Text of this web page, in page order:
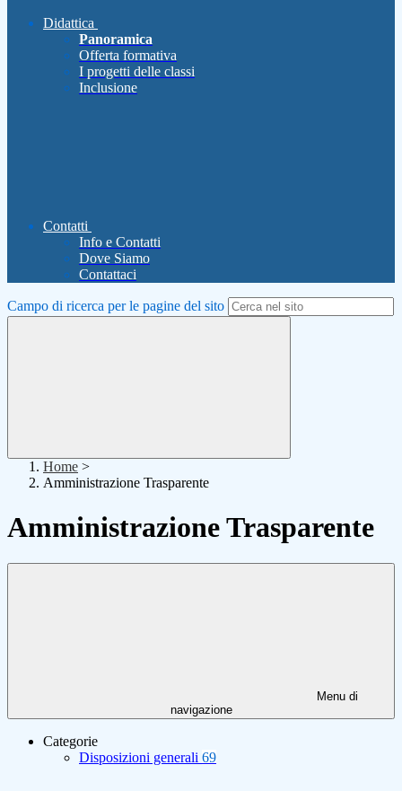
Didattica
Panoramica
Offerta formativa
I progetti delle classi
Inclusione
Contatti
Info e Contatti
Dove Siamo
Contattaci
Campo di ricerca per le pagine del sito
Home >
Amministrazione Trasparente
Amministrazione Trasparente
Menu di
navigazione
Categorie
Disposizioni generali 69